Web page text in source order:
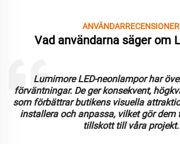
ANVÄNDARRECENSIONER
Vad användarna säger om
Lumimore LED-neonlampor har
förväntningar. De ger konsekvent,
som förbättrar butikens visuella
installera och anpassa, vilket gör
tillskott till våra projekt.